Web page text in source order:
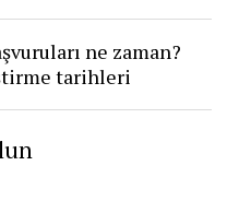
ne zaman?
tarihleri